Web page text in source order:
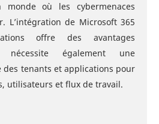
monde où les cybermenaces
L’intégration de Microsoft 365
offre des avantages
nécessite également une
des tenants et applications pour
utilisateurs et flux de travail.